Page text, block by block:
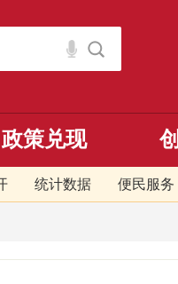
统计数据 便民服务
政策兑现